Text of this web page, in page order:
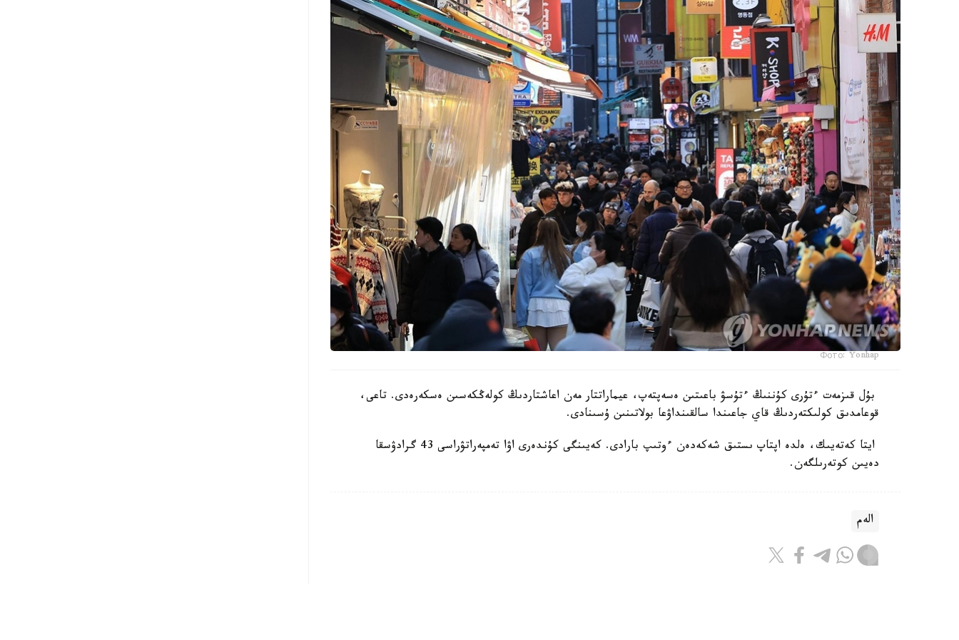
Фото: Yonhap
بۇل قىزمەت ءتۇرى كۇننىڭ ءتۇسۋ باعىتىن ەسەپتەپ، عيماراتتار مەن اعاشتاردىڭ كولەڭكەسىن ەسكەرەدى. تاعى،
قوعامدىق كولىكتەردىڭ قاي جاعىندا سالقىنداۋعا بولاتىنىن ۇسىنادى.
ايتا كەتەيىك، ەلدە اپتاپ ىستىق شەكەدەن ءوتىپ بارادى. كەيىنگى كۇندەرى اۋا تەمپەراتۋراسى 43 گرادۋسقا
دەيىن كوتەرىلگەن.
الەم